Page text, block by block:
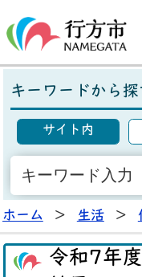
キーワードから探
サイト内
ホーム > 生活 >
令和7年